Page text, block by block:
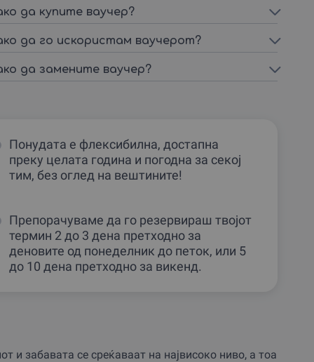
играње паинтбол
За до 14 лица - до 3 часа
играње паинтбол, воздушна
пушка, лак и стрела, влечење со
јаже и голф штафета
ден
да купите ваучер?
да го искористам ваучерот?
да замените ваучер?
Понудата е флексибилна, достапна
преку целата година и погодна за секој
тим, без оглед на вештините!
Препорачуваме да го резервираш твојот
термин 2 до 3 дена претходно за
деновите од понеделник до петок, или 5
до 10 дена претходно за викенд.
и забавата се среќаваат на највисоко ниво, а тоа